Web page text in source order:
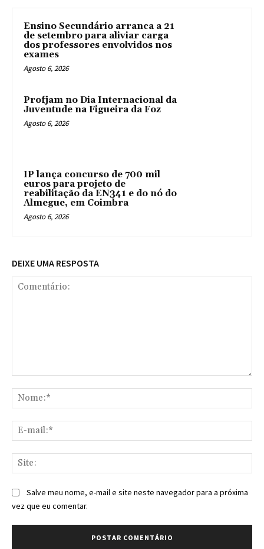
Ensino Secundário arranca a 21
de setembro para aliviar carga
dos professores envolvidos nos
exames
Agosto 6, 2026
Profjam no Dia Internacional da
Juventude na Figueira da Foz
Agosto 6, 2026
IP lança concurso de 700 mil
euros para projeto de
reabilitação da EN341 e do nó do
Almegue, em Coimbra
Agosto 6, 2026
DEIXE UMA RESPOSTA
Salve meu nome, e-mail e site neste navegador para a próxima
vez que eu comentar.